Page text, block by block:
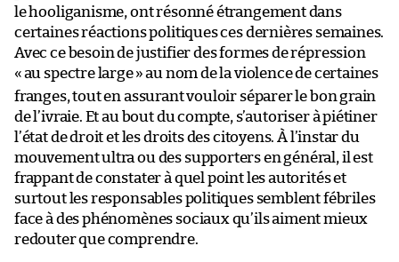
lehooliganisme, ont résonné étrangement dans
certaines réactions politiques ces dernières semaines.
Avec ce besoin de justifier des formes de répression
«au spectre large» au nom de la violence de certaines
franges, tout en assurant vouloir séparer le bon grain
de l’ivraie. Etau bout du compte, s’autoriser à piétiner
l’état de droit et les droits des citoyens. À l’instar du
mouvement ultra ou des supporters en général, il est
frappant de constater à quel point les autorités et
surtout les responsables politiques semblent fébriles
face à des phénomènes sociaux qu’ils aiment mieux
redouter que comprendre.